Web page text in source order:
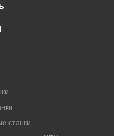
станки